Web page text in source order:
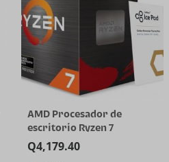
AMD Procesador de
escritorio Ryzen 7
5800X3D de 8 núcleos y 16
hilos con tecnología AMD
Q4,179.40